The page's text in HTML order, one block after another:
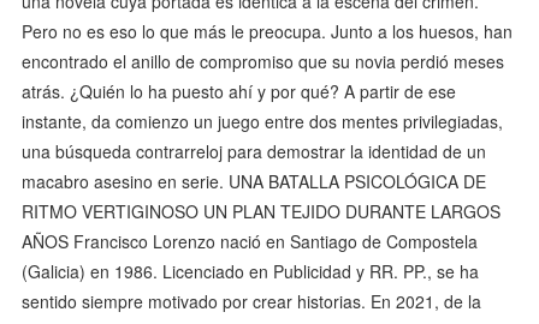
Pero no es eso lo que más le preocupa. Junto a los huesos, han
encontrado el anillo de compromiso que su novia perdió meses
atrás. ¿Quién lo ha puesto ahí y por qué? A partir de ese
instante, da comienzo un juego entre dos mentes privilegiadas,
una búsqueda contrarreloj para demostrar la identidad de un
macabro asesino en serie. UNA BATALLA PSICOLÓGICA DE
RITMO VERTIGINOSO UN PLAN TEJIDO DURANTE LARGOS
AÑOS Francisco Lorenzo nació en Santiago de Compostela
(Galicia) en 1986. Licenciado en Publicidad y RR. PP., se ha
sentido siempre motivado por crear historias. En 2021, de la